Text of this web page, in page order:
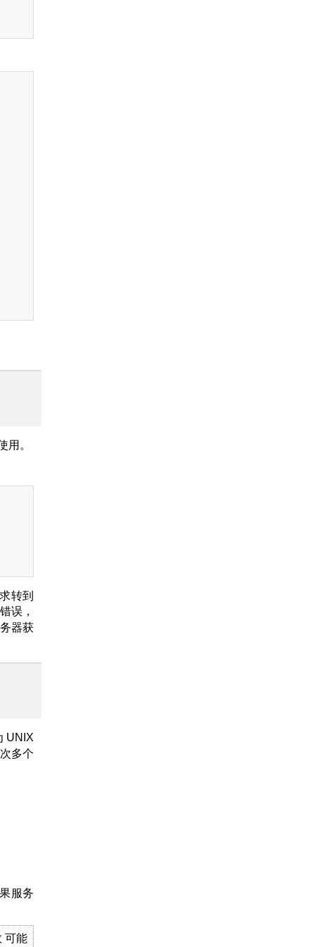
用。
转到
误，
器获
UNIX
多个
服务
可能